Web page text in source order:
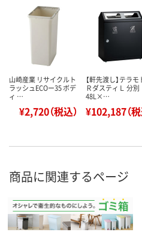
山崎産業 リサイクルト
ラッシュECOー35 ボデ
ィ …
¥2,720（税込）
【軒先渡し】テラモ
ＲダスティＬ 分別
48L×…
¥102,187（税
商品に関連するページ